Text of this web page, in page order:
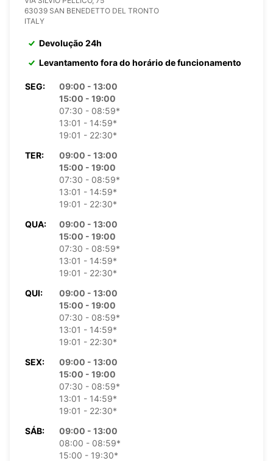
63039 SAN BENEDETTO DEL TRONTO
ITALY
Devolução 24h
Levantamento fora do horário de funcionamento
SEG:
09:00 - 13:00
15:00 - 19:00
07:30 - 08:59*
13:01 - 14:59*
19:01 - 22:30*
TER:
09:00 - 13:00
15:00 - 19:00
07:30 - 08:59*
13:01 - 14:59*
19:01 - 22:30*
QUA:
09:00 - 13:00
15:00 - 19:00
07:30 - 08:59*
13:01 - 14:59*
19:01 - 22:30*
QUI:
09:00 - 13:00
15:00 - 19:00
07:30 - 08:59*
13:01 - 14:59*
19:01 - 22:30*
SEX:
09:00 - 13:00
15:00 - 19:00
07:30 - 08:59*
13:01 - 14:59*
19:01 - 22:30*
SÁB:
09:00 - 13:00
08:00 - 08:59*
15:00 - 19:30*